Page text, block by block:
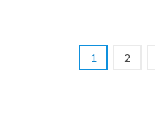
1 2